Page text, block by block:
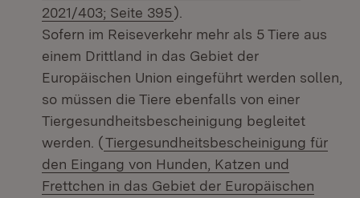
2021/403; Seite 395).
Sofern im Reiseverkehr mehr als 5 Tiere aus
einem Drittland in das Gebiet der
Europäischen Union eingeführt werden sollen,
so müssen die Tiere ebenfalls von einer
Tiergesundheitsbescheinigung begleitet
werden. (Tiergesundheitsbescheinigung für
den Eingang von Hunden, Katzen und
Frettchen in das Gebiet der Europäischen